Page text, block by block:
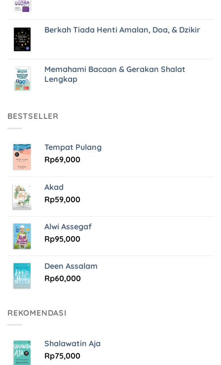
Berkah Tiada Henti Amalan, Doa, & Dzikir
Memahami Bacaan & Gerakan Shalat
Lengkap
BESTSELLER
Tempat Pulang
Rp69,000
Akad
Rp59,000
Alwi Assegaf
Rp95,000
Deen Assalam
Rp60,000
REKOMENDASI
Shalawatin Aja
Rp75,000